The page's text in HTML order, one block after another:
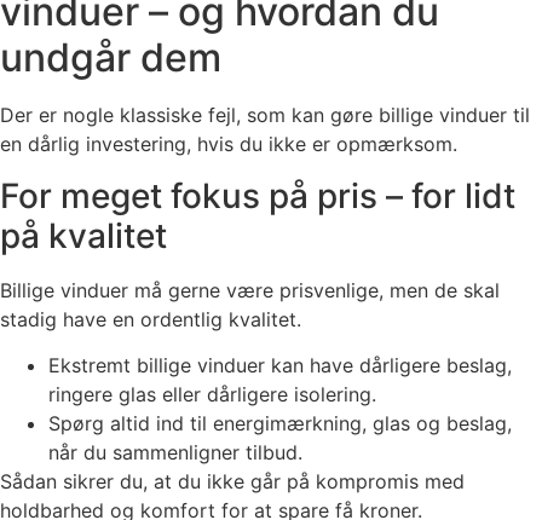
vinduer – og hvordan du
undgår dem
Der er nogle klassiske fejl, som kan gøre billige vinduer til
en dårlig investering, hvis du ikke er opmærksom.
For meget fokus på pris – for lidt
på kvalitet
Billige vinduer må gerne være prisvenlige, men de skal
stadig have en ordentlig kvalitet.
Ekstremt billige vinduer kan have dårligere beslag,
ringere glas eller dårligere isolering.
Spørg altid ind til energimærkning, glas og beslag,
når du sammenligner tilbud.
Sådan sikrer du, at du ikke går på kompromis med
holdbarhed og komfort for at spare få kroner.